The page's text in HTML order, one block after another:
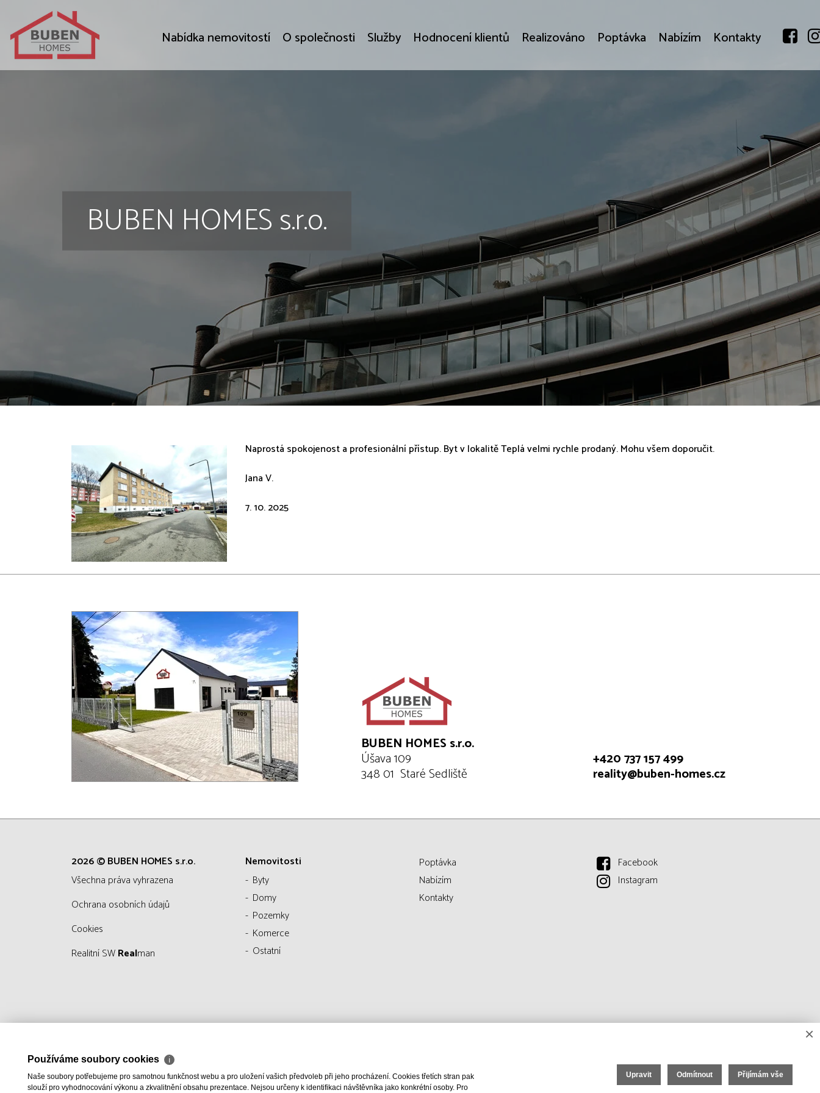
Nabídka nemovitostí O společnosti Služby Hodnocení klientů Realizováno Poptávka Nabízím Kontakty
BUBEN HOMES s.r.o.
Naprostá spokojenost a profesionální přístup. Byt v lokalitě Teplá velmi rychle prodaný. Mohu všem doporučit.
Jana V.
7. 10. 2025
BUBEN HOMES s.r.o.
Úšava 109
348 01 Staré Sedliště
+420 737 157 499
reality@buben-homes.cz
2026 © BUBEN HOMES s.r.o.
všechna práva vyhrazena
Ochrana osobních údajů
Cookies
Realitní SWRealman
Nemovitosti
Byty
Domy
Pozemky
Komerce
Ostatní
Poptávka
Nabízím
Kontakty
Facebook
Instagram
×
Používáme soubory cookies ℹ
Naše soubory potřebujeme pro samotnou funkčnost webu a pro uložení vašich předvoleb při jeho procházení. Cookies třetích stran pak
slouží pro vyhodnocování výkonu a zkvalitnění obsahu prezentace. Nejsou určeny k identifikaci návštěvníka jako konkrétní osoby. Pro
Upravit Odmítnout Přijímám vše